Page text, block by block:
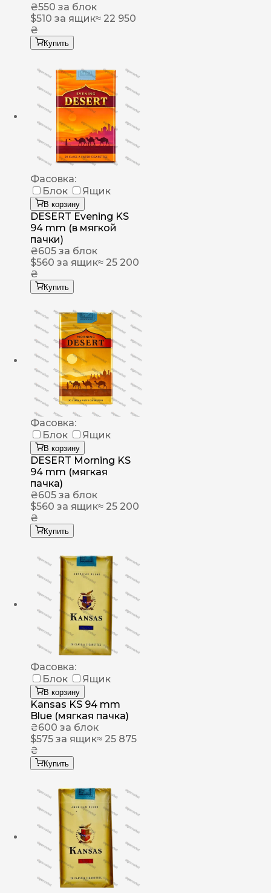
₴550 за блок
$510 за ящик≈ 22 950
₴
Купить
Фасовка:
Блок
Ящик
В корзину
DESERT Evening KS
94 mm (в мягкой
пачки)
₴605 за блок
$560 за ящик≈ 25 200
₴
Купить
Фасовка:
Блок
Ящик
В корзину
DESERT Morning KS
94 mm (мягкая
пачка)
₴605 за блок
$560 за ящик≈ 25 200
₴
Купить
Фасовка:
Блок
Ящик
В корзину
Kansas KS 94 mm
Blue (мягкая пачка)
₴600 за блок
$575 за ящик≈ 25 875
₴
Купить